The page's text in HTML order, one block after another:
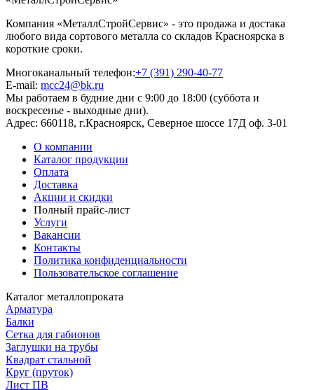
Компания «МеталлСтройСервис» - это продажа и достака
любого вида сортового металла со складов Красноярска в
короткие сроки.
Многоканальный телефон:+7 (391) 290-40-77
E-mail: mcc24@bk.ru
Мы работаем в будние дни с 9:00 до 18:00 (суббота и
воскресенье - выходные дни).
Адрес: 660118, г.Красноярск, Северное шоссе 17Д оф. 3-01
О компании
Каталог продукции
Оплата
Доставка
Акции и скидки
Полный прайс-лист
Услуги
Вакансии
Контакты
Политика конфиденциальности
Пользовательское соглашение
Каталог металлопроката
Арматура
Балки
Сетка для габионов
Заглушки на трубы
Квадрат стальной
Круг (пруток)
Лист ПВ